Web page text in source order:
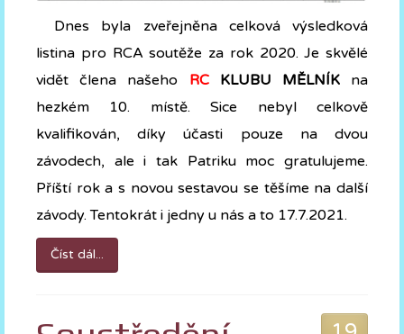
Dnes byla zveřejněna celková výsledková
listina pro RCA soutěže za rok 2020. Je skvělé
vidět člena našeho RCKLUBU MĚLNÍKna
hezkém 10. místě. Sice nebyl celkově
kvalifikován, díky účasti pouze na dvou
závodech, ale i tak Patriku moc gratulujeme.
Příští rok a s novou sestavou se těšíme na další
závody. Tentokrát i jedny u nás a to 17.7.2021.
Číst dál...